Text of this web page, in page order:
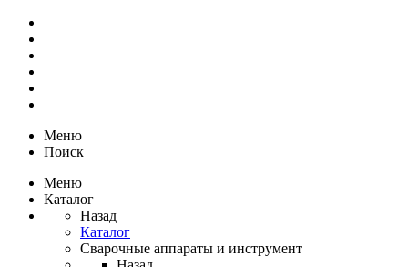
Меню
Поиск
Меню
Каталог
Назад
Каталог
Сварочные аппараты и инструмент